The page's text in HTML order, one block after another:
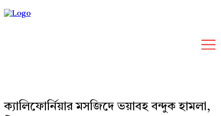
ক্যালিফোর্নিয়ার মসজিদে ভয়াবহ বন্দুক হামলা,